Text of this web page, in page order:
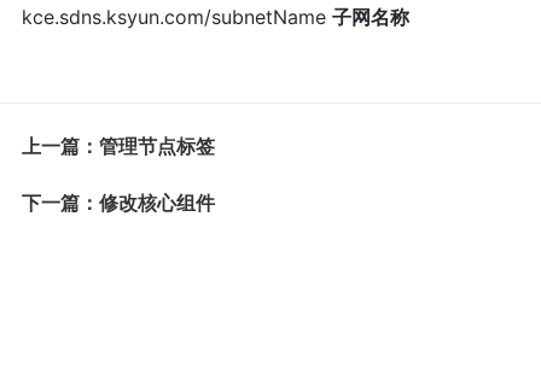
kce.sdns.ksyun.com/subnetName 子网名称
上一篇：管理节点标签
下一篇：修改核心组件